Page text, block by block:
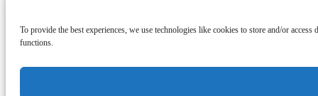
To provide the best experiences, we use technologies like cookies to store and/or
functions.